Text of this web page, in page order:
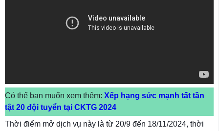
Có thể bạn muốn xem thêm: Xếp hạng sức mạnh tất tần
tật 20 đội tuyển tại CKTG 2024
Thời điểm mở dịch vụ này là từ 20/9 đến 18/11/2024, thời